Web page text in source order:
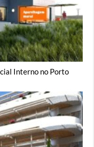
Interno no Porto